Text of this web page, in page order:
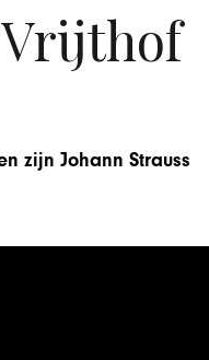
zijn Johann Strauss